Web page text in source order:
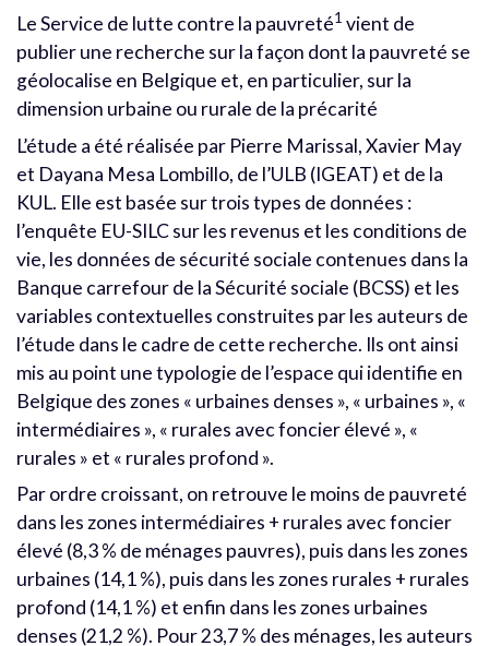
Le Service de lutte contre la pauvreté1 vient de
publier une recherche sur la façon dont la pauvreté se
géolocalise en Belgique et, en particulier, sur la
dimension urbaine ou rurale de la précarité
L’étude a été réalisée par Pierre Marissal, Xavier May
et Dayana Mesa Lombillo, de l’ULB (IGEAT) et de la
KUL. Elle est basée sur trois types de données :
l’enquête EU-SILC sur les revenus et les conditions de
vie, les données de sécurité sociale contenues dans la
Banque carrefour de la Sécurité sociale (BCSS) et les
variables contextuelles construites par les auteurs de
l’étude dans le cadre de cette recherche. Ils ont ainsi
mis au point une typologie de l’espace qui identifie en
Belgique des zones « urbaines denses », « urbaines », «
intermédiaires », « rurales avec foncier élevé », «
rurales » et « rurales profond ».
Par ordre croissant, on retrouve le moins de pauvreté
dans les zones intermédiaires + rurales avec foncier
élevé (8,3 % de ménages pauvres), puis dans les zones
urbaines (14,1 %), puis dans les zones rurales + rurales
profond (14,1 %) et enfin dans les zones urbaines
denses (21,2 %). Pour 23,7 % des ménages, les auteurs